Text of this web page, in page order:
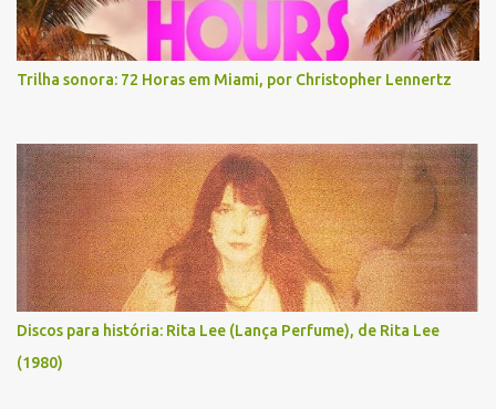
Trilha sonora: 72 Horas em Miami, por Christopher Lennertz
Discos para história: Rita Lee (Lança Perfume), de Rita Lee
(1980)